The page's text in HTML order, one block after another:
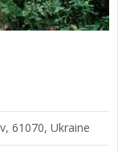
61070, Ukraine